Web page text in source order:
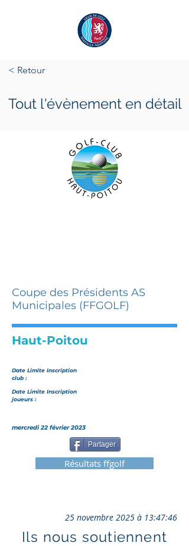
< Retour
Tout l'évènement en détail
Coupe des Présidents AS
Municipales (FFGOLF)
Haut-Poitou
Date Limite Inscription
club :
Date Limite Inscription
joueurs :
mercredi 22 février 2023
Partager
Résultats ffgolf
25 novembre 2025 à 13:47:46
Ils nous soutiennent